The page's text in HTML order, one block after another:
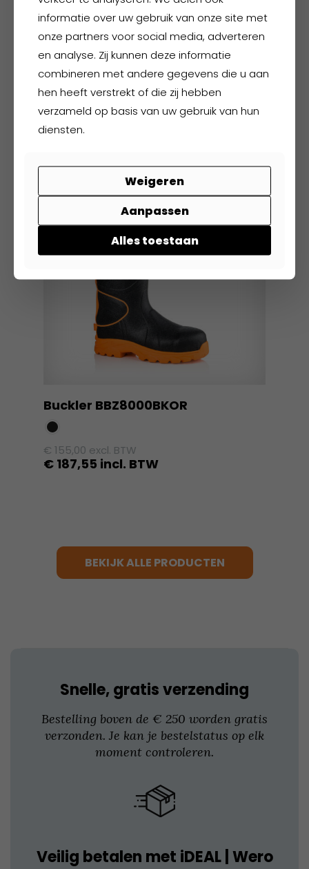
productpagina
Hydrowear Borneo
excl. BTW
€70,12
variaties.
optie
productpagina
Buckler BBZ8000BKOR
€ 155,00 excl. BTW
€ 187,55 incl. BTW
variaties.
productpagina
BEKIJK ALLE PRODUCTEN
Snelle, gratis verzending
Bestelling boven de € 250 worden gratis
verzonden. Je kan je bestelstatus op elk
moment controleren.
Veilig betalen met iDEAL | Wero
informatie over uw gebruik van onze site met
onze partners voor social media, adverteren
en analyse. Zij kunnen deze informatie
combineren met andere gegevens die u aan
hen heeft verstrekt of die zij hebben
verzameld op basis van uw gebruik van hun
diensten.
Weigeren
Aanpassen
Alles toestaan